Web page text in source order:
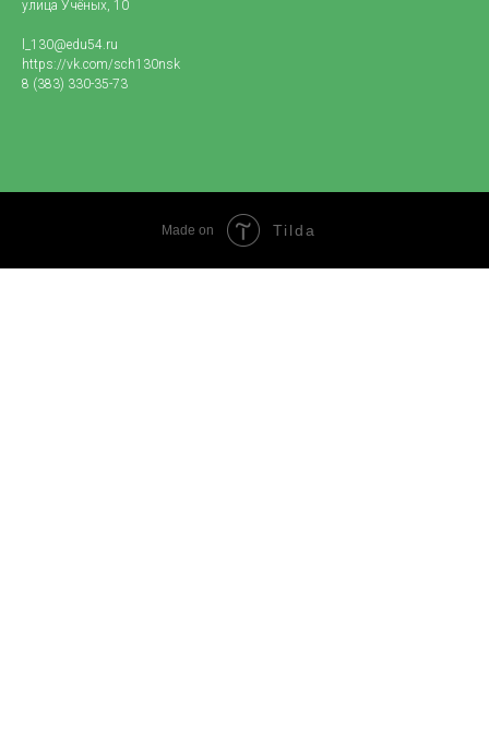
улица Учёных, 10
l_130@edu54.ru
https://vk.com/sch130nsk
8 (383) 330-35-73
Made on Tilda